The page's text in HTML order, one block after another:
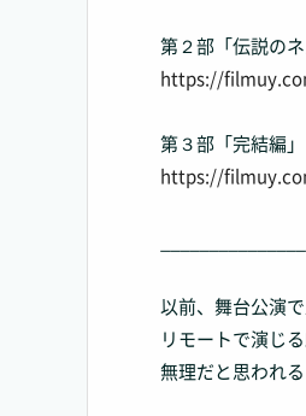
第２部「伝説の
https://
第３部「完結
https://
以前、舞台公演
リモートで演じ
無理だと思われ